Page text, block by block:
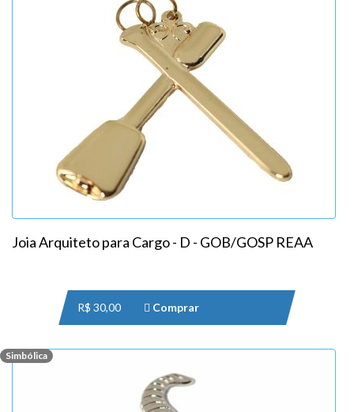
Joia Arquiteto para Cargo - D - GOB/GOSP REAA
R$ 30,00 Comprar
Simbólica